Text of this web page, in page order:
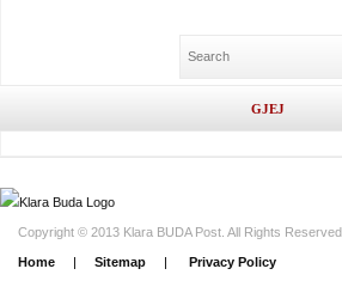
Copyright © 2013 Klara BUDA Post. All Rights Reserved.
Home Sitemap Privacy Policy